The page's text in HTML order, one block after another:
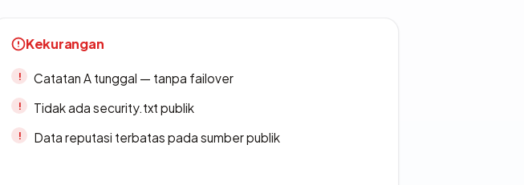
Kekurangan
Catatan A tunggal — tanpa failover
Tidak ada security.txt publik
Data reputasi terbatas pada sumber publik